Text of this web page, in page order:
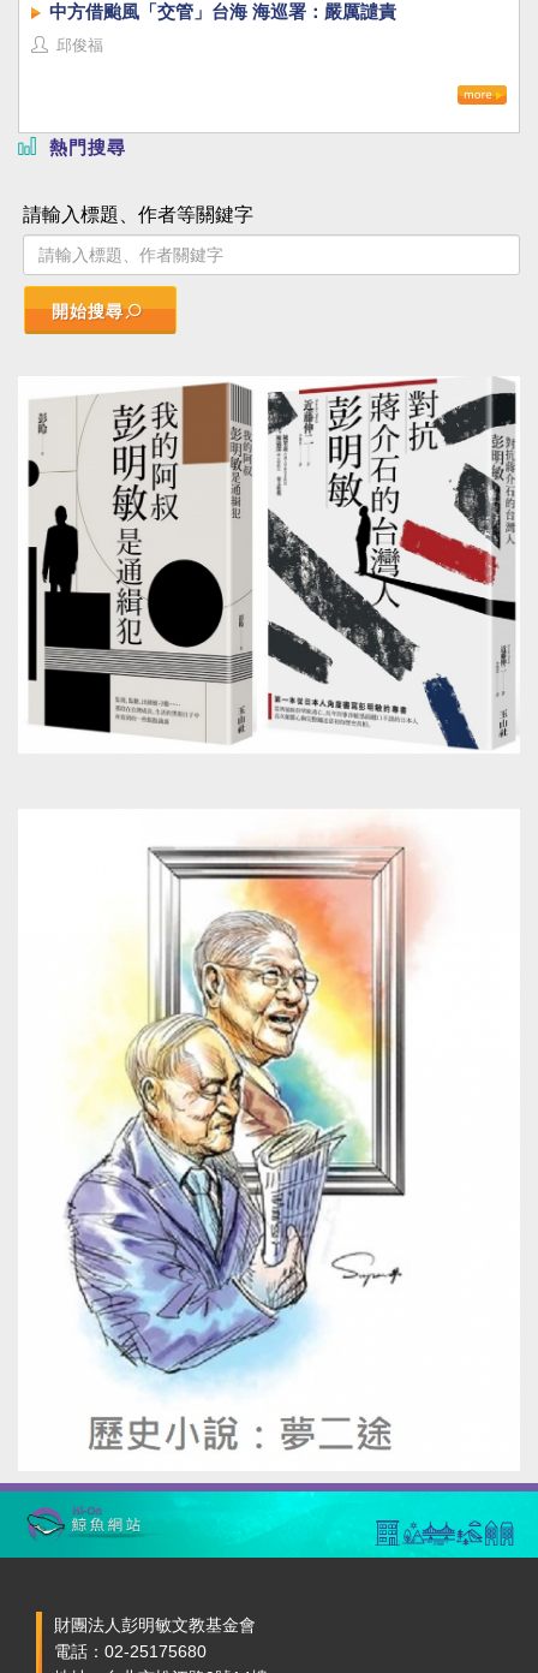
中方借颱風「交管」台海 海巡署：嚴厲譴責
邱俊福
熱門搜尋
請輸入標題、作者等關鍵字
開始搜尋
財團法人彭明敏文教基金會
電話：02-25175680